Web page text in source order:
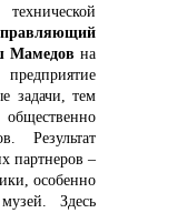
Мамедов на
задачи, тем
Результат
партнеров –
особенно
Здесь